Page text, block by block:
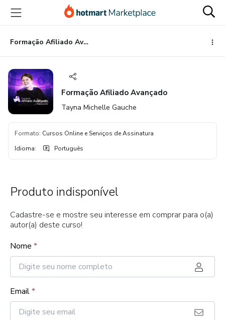
para
conteúdo
principal
para
pagamento
para
rodapé
Formação Afiliado Avançado
Formação Afiliado Avançado
Tayna Michelle Gauche
Formato: Cursos Online e Serviços de Assinatura
Idioma: Português
Produto indisponível
Cadastre-se e mostre seu interesse em comprar para o(a)
autor(a) deste curso!
Nome *
Email*